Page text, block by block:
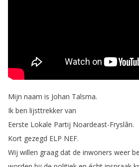
Mijn naam is Johan Talsma.
Ik ben lijsttrekker van
Eerste Lokale Partij Noardeast-Fryslân.
Kort gezegd ELP NEF.
Wij willen graag dat de inwoners weer